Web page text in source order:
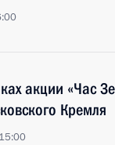
акции «Час
Кремля